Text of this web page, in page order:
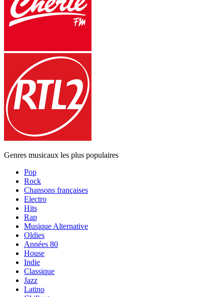
Genres musicaux les plus populaires
Pop
Rock
Chansons françaises
Electro
Hits
Rap
Musique Alternative
Oldies
Années 80
House
Indie
Classique
Jazz
Latino